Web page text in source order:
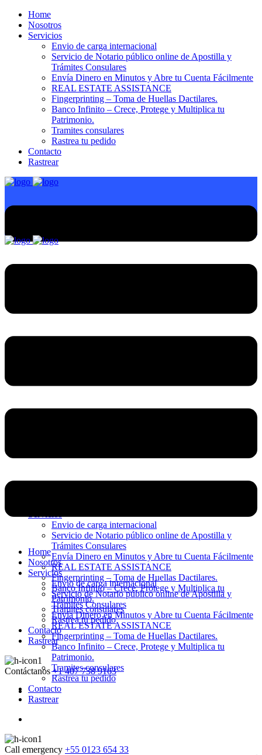
Home
Nosotros
Servicios
Envio de carga internacional
Servicio de Notario público online de Apostilla y
Trámites Consulares
Envía Dinero en Minutos y Abre tu Cuenta Fácilmente
REAL ESTATE ASSISTANCE
Fingerprinting – Toma de Huellas Dactilares.
Banco Infinito – Crece, Protege y Multiplica tu
Patrimonio.
Tramites consulares
Rastrea tu pedido
Contacto
Rastrear
Envio de carga internacional
Servicio de Notario público online de Apostilla y
Trámites Consulares
Envía Dinero en Minutos y Abre tu Cuenta Fácilmente
REAL ESTATE ASSISTANCE
Fingerprinting – Toma de Huellas Dactilares.
Banco Infinito – Crece, Protege y Multiplica tu
Patrimonio.
Tramites consulares
Rastrea tu pedido
Contacto
Rastrear
Contáctanos +1 407 738 9163
Home
Nosotros
Servicios
Envio de carga internacional
Servicio de Notario público online de Apostilla y
Trámites Consulares
Envía Dinero en Minutos y Abre tu Cuenta Fácilmente
REAL ESTATE ASSISTANCE
Fingerprinting – Toma de Huellas Dactilares.
Banco Infinito – Crece, Protege y Multiplica tu
Patrimonio.
Tramites consulares
Rastrea tu pedido
Contacto
Rastrear
Call emergency +55 0123 654 33